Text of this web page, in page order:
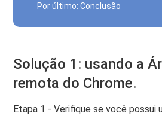
Por último: Conclusão
Solução 1: usando a
remota do Chrome.
Etapa 1 - Verifique se você possui